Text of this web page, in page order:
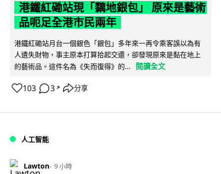
港鐵紅磡站現「黐地銀包」 原來是藝術
品呃足全港市民兩年
港鐵紅磡站月台一個銀色「銀包」多年來一再令乘客誤以為有
人遺失財物，事主原本打算拾起交還，卻發現原來是黏在地上
的藝術品。這件名為《失而復得》的...
閱讀全文
103 3 ↗ 分享
人工智能
Lawton 9 小時